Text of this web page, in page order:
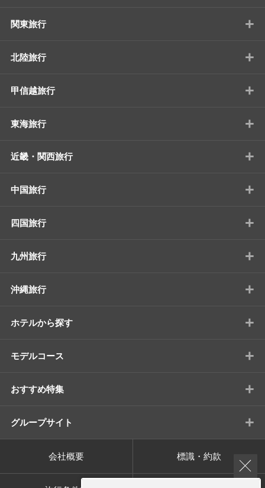
関東旅行 +
北陸旅行 +
甲信越旅行 +
東海旅行 +
近畿・関西旅行 +
中国旅行 +
四国旅行 +
九州旅行 +
沖縄旅行 +
ホテルから探す +
モデルコース +
おすすめ特集 +
グループサイト +
会社概要 標識・約款